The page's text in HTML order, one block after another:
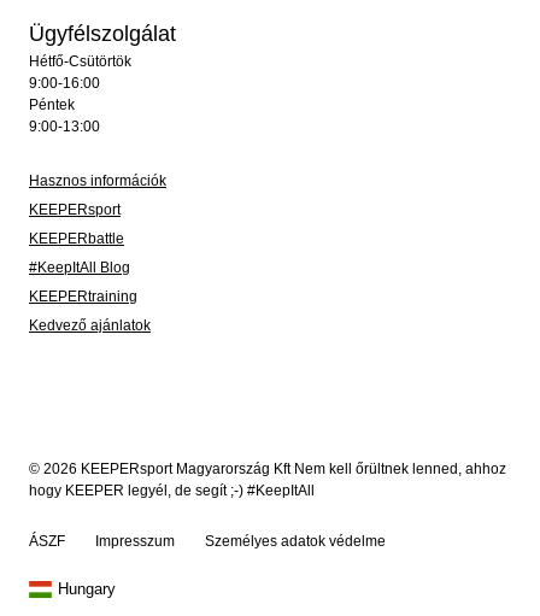
Ügyfélszolgálat
Hétfő-Csütörtök
9:00-16:00
Péntek
9:00-13:00
Hasznos információk
KEEPERsport
KEEPERbattle
#KeepItAll Blog
KEEPERtraining
Kedvező ajánlatok
© 2026 KEEPERsport Magyarország Kft Nem kell őrültnek lenned, ahhoz
hogy KEEPER legyél, de segít ;-) #KeepItAll
ÁSZF Impresszum Személyes adatok védelme
Hungary